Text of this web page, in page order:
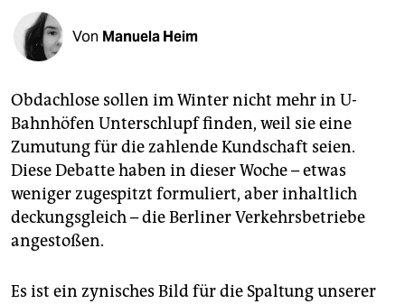
veranstaltungen
fragen & hilfe
unterstützen
abo
genossenschaft
epaper login
Von Manuela Heim
Obdachlose sollen im Winter nicht mehr in U-
Bahnhöfen Unterschlupf finden, weil sie eine
Zumutung für die zahlende Kundschaft seien.
Diese Debatte haben in dieser Woche – etwas
weniger zugespitzt formuliert, aber inhaltlich
deckungsgleich – die Berliner Verkehrsbetriebe
angestoßen.
Es ist ein zynisches Bild für die Spaltung unserer